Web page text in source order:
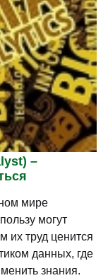
–
мире
могут
труд ценится
данных, где
знания.